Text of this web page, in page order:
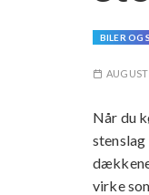
BILER OG
Når du
virke